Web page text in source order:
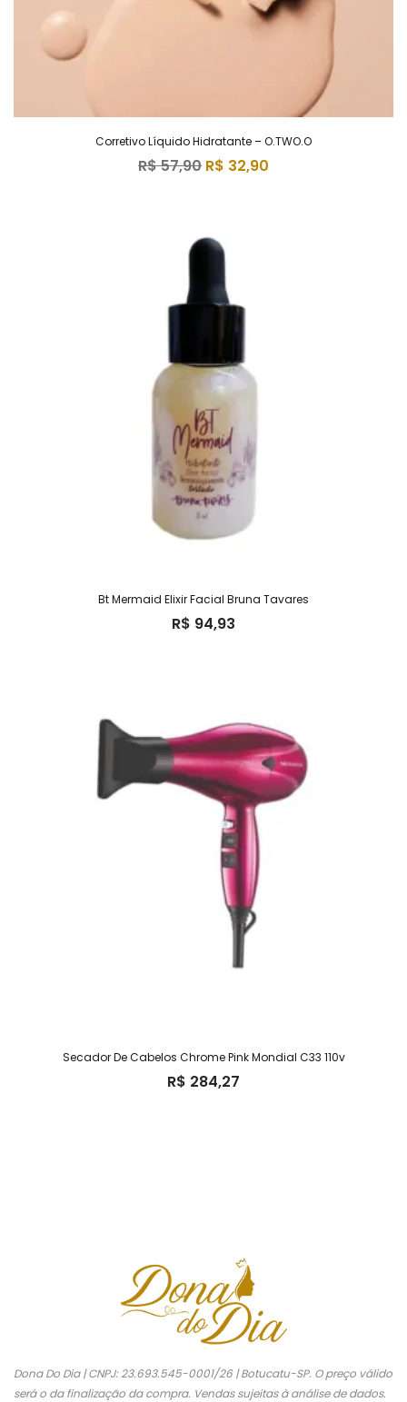
Corretivo Líquido Hidratante – O.TWO.O
R$57,90 R$ 32,90
Bt Mermaid Elixir Facial Bruna Tavares
R$ 94,93
Secador De Cabelos Chrome Pink Mondial C33 110v
R$ 284,27
Dona Do Dia | CNPJ: 23.693.545-0001/26 | Botucatu-SP. O preço válido
será o da finalização da compra. Vendas sujeitas à análise de dados.